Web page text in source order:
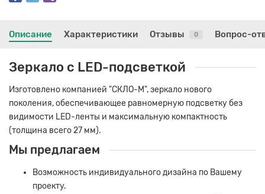
Описание Характеристики Отзывы 0 Вопрос-
Зеркало с LED-подсветкой
Изготовлено компанией "СКЛО-М", зеркало нового
поколения, обеспечивающее равномерную подсветку без
видимости LED-ленты и максимальную компактность
(толщина всего 27 мм).
Мы предлагаем
Возможность индивидуального дизайна по Вашему
проекту.